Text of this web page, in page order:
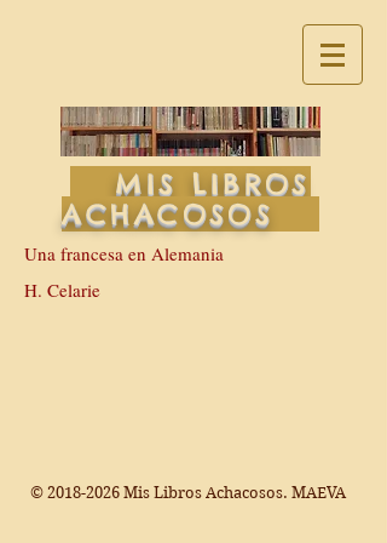
MIS LIBROS
ACHACOSOS
Una francesa en Alemania
H. Celarie
© 2018-2026 Mis Libros Achacosos. MAEVA